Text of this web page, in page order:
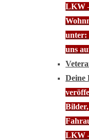
LKW
unter:
uns
Deine
LKW